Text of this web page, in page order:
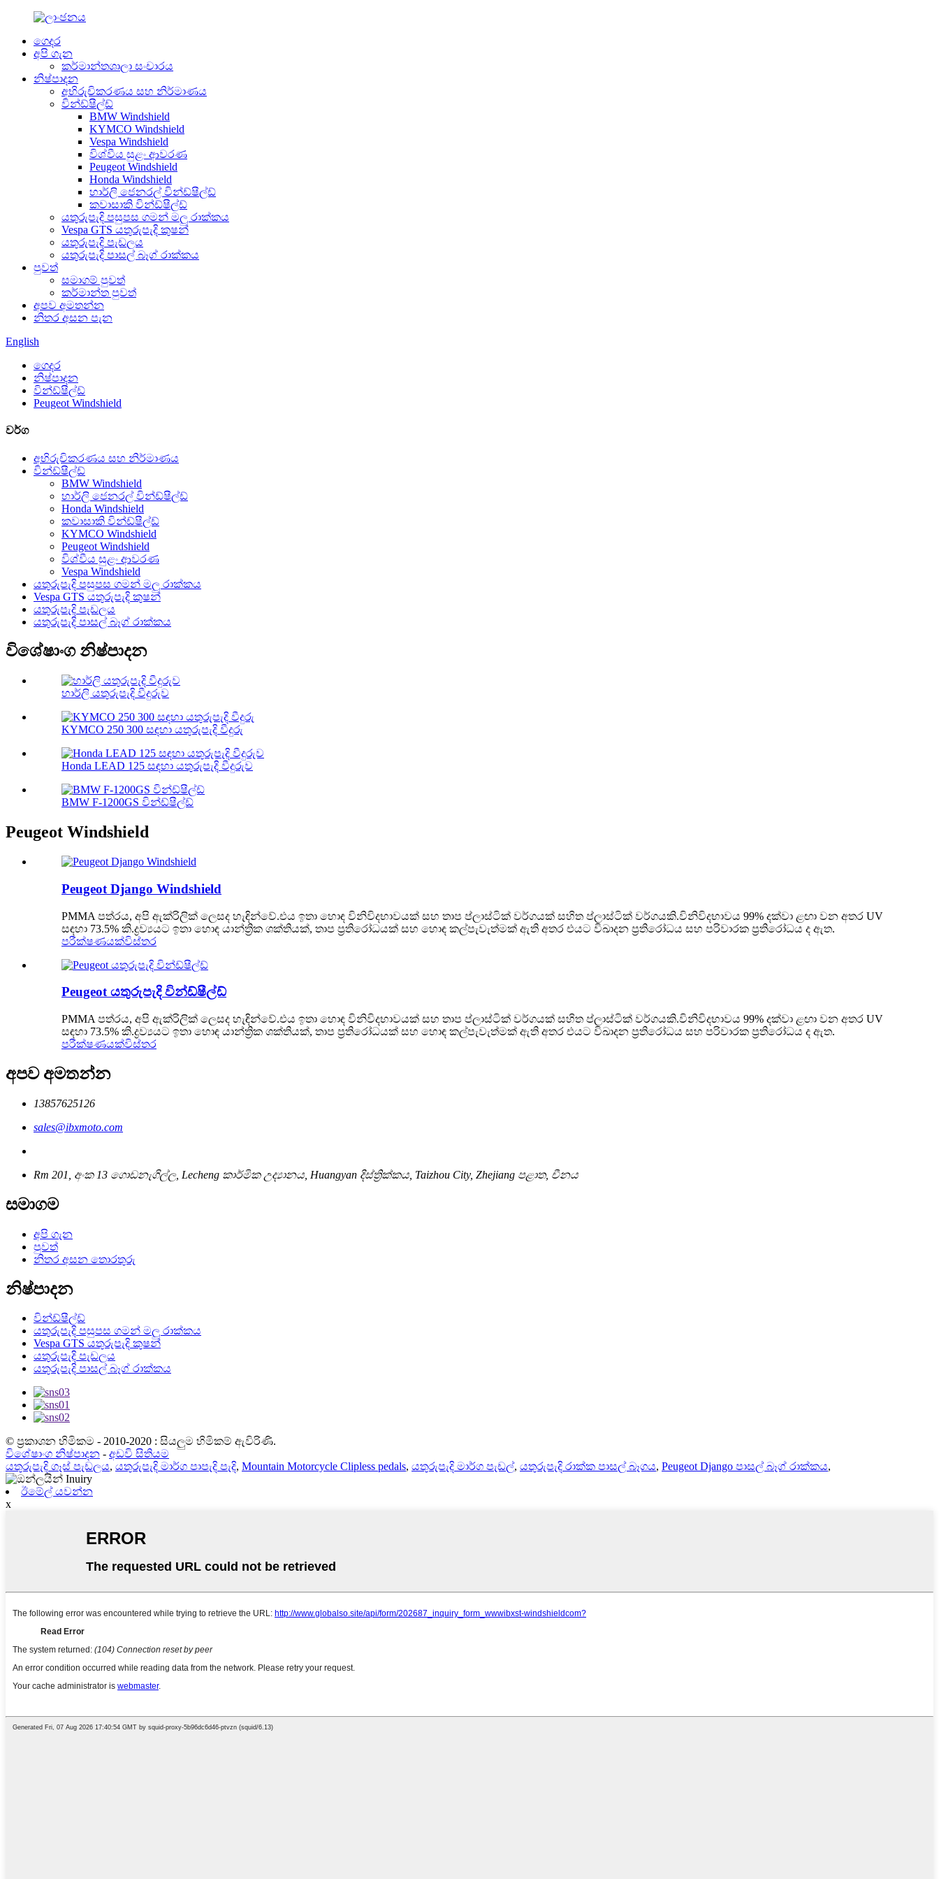
ගෙදර
අපි ගැන
කර්මාන්තශාලා සංචාරය
නිෂ්පාදන
අභිරුචිකරණය සහ නිර්මාණය
වින්ඩ්ෂීල්ඩ්
BMW Windshield
KYMCO Windshield
Vespa Windshield
විශ්වීය සුළං ආවරණ
Peugeot Windshield
Honda Windshield
හාර්ලි ජෙනරල් වින්ඩ්ෂීල්ඩ්
කවාසාකි වින්ඩ්ෂීල්ඩ්
යතුරුපැදි පසුපස ගමන් මලු රාක්කය
Vespa GTS යතුරුපැදි කුෂන්
යතුරුපැදි පැඩලය
යතුරුපැදි පාසල් බෑග් රාක්කය
පුවත්
සමාගම් පුවත්
කර්මාන්ත පුවත්
අපව අමතන්න
නිතර අසන පැන
English
ගෙදර
නිෂ්පාදන
වින්ඩ්ෂීල්ඩ්
Peugeot Windshield
වර්ග
අභිරුචිකරණය සහ නිර්මාණය
වින්ඩ්ෂීල්ඩ්
BMW Windshield
හාර්ලි ජෙනරල් වින්ඩ්ෂීල්ඩ්
Honda Windshield
කවාසාකි වින්ඩ්ෂීල්ඩ්
KYMCO Windshield
Peugeot Windshield
විශ්වීය සුළං ආවරණ
Vespa Windshield
යතුරුපැදි පසුපස ගමන් මලු රාක්කය
Vespa GTS යතුරුපැදි කුෂන්
යතුරුපැදි පැඩලය
යතුරුපැදි පාසල් බෑග් රාක්කය
විශේෂාංග නිෂ්පාදන
හාර්ලි යතුරුපැදි වීදුරුව
KYMCO 250 300 සඳහා යතුරුපැදි වීදුරු
Honda LEAD 125 සඳහා යතුරුපැදි වීදුරුව
BMW F-1200GS වින්ඩ්ෂීල්ඩ්
Peugeot Windshield
Peugeot Django Windshield
PMMA පත්රය, අපි ඇක්රිලික් ලෙසද හැඳින්වේ.එය ඉතා හොඳ විනිවිදභාවයක් සහ තාප ප්ලාස්ටික් වර්ගයක් සහිත ප්ලාස්ටික් වර්ගයකි.විනිවිදභාවය 99% දක්වා ළඟා වන අතර UV
සඳහා 73.5% කි.ද්‍රව්‍යයට ඉතා හොඳ යාන්ත්‍රික ශක්තියක්, තාප ප්‍රතිරෝධයක් සහ හොඳ කල්පැවැත්මක් ඇති අතර එයට විඛාදන ප්‍රතිරෝධය සහ පරිවාරක ප්‍රතිරෝධය ද ඇත.
පරීක්ෂණයක්විස්තර
Peugeot යතුරුපැදි වින්ඩ්ෂීල්ඩ්
PMMA පත්රය, අපි ඇක්රිලික් ලෙසද හැඳින්වේ.එය ඉතා හොඳ විනිවිදභාවයක් සහ තාප ප්ලාස්ටික් වර්ගයක් සහිත ප්ලාස්ටික් වර්ගයකි.විනිවිදභාවය 99% දක්වා ළඟා වන අතර UV
සඳහා 73.5% කි.ද්‍රව්‍යයට ඉතා හොඳ යාන්ත්‍රික ශක්තියක්, තාප ප්‍රතිරෝධයක් සහ හොඳ කල්පැවැත්මක් ඇති අතර එයට විඛාදන ප්‍රතිරෝධය සහ පරිවාරක ප්‍රතිරෝධය ද ඇත.
පරීක්ෂණයක්විස්තර
අපව අමතන්න
13857625126
sales@ibxmoto.com
Rm 201, අංක 13 ගොඩනැගිල්ල, Lecheng කාර්මික උද්‍යානය, Huangyan දිස්ත්‍රික්කය, Taizhou City, Zhejiang පළාත, චීනය
සමාගම
අපි ගැන
පුවත්
නිතර අසන තොරතුරු
නිෂ්පාදන
වින්ඩ්ෂීල්ඩ්
යතුරුපැදි පසුපස ගමන් මලු රාක්කය
Vespa GTS යතුරුපැදි කුෂන්
යතුරුපැදි පැඩලය
යතුරුපැදි පාසල් බෑග් රාක්කය
© ප්‍රකාශන හිමිකම - 2010-2020 : සියලුම හිමිකම් ඇවිරිණි.
විශේෂාංග නිෂ්පාදන - අඩවි සිතියම
යතුරුපැදි ගෑස් පැඩලය, යතුරුපැදි මාර්ග පාපැදි පැදි, Mountain Motorcycle Clipless pedals, යතුරුපැදි මාර්ග පැඩල්, යතුරුපැදි රාක්ක පාසල් බෑගය, Peugeot Django පාසල් බෑග් රාක්කය,
ඊමේල් යවන්න
x